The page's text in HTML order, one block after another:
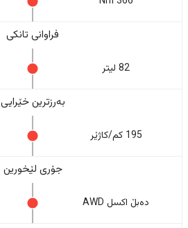
فراوانی تانکی
82 لیتر
بەرزترین خێرایی
195 کم/کاژێر
جۆری لێخورین
دەبڵ اکسل AWD